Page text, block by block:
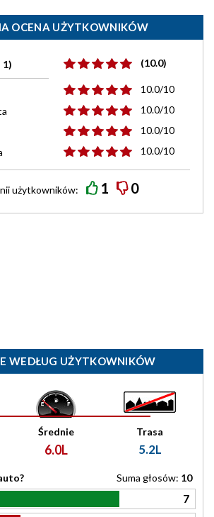
OCENA UŻYTKOWNIKÓW
1) (10.0)
10.0/10
10.0/10
10.0/10
10.0/10
użytkowników: 1 0
WEDŁUG UŻYTKOWNIKÓW
Średnie
6.0L
Trasa
5.2L
Suma głosów: 10
7